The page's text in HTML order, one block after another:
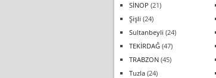
SİNOP (21)
Şişli (24)
Sultanbeyli (24)
TEKİRDAĞ (47)
TRABZON (45)
Tuzla (24)